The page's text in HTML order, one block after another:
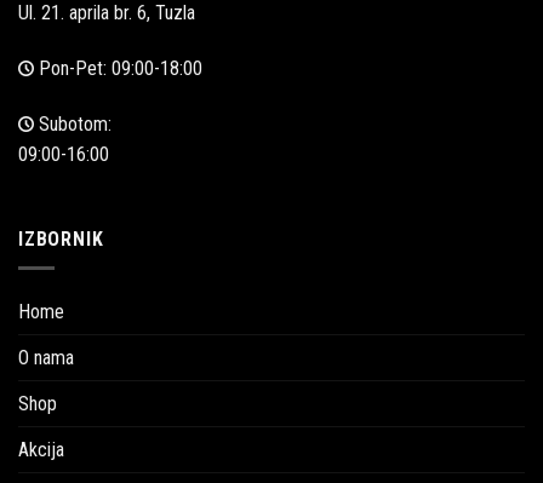
Ul. 21. aprila br. 6, Tuzla
Pon-Pet: 09:00-18:00
Subotom:
09:00-16:00
IZBORNIK
Home
O nama
Shop
Akcija